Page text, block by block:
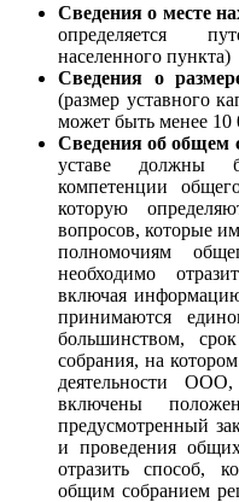
Сведения о месте
определяется
населенного пункта)
Сведения о
(размер уставного
может быть менее 10
Сведения об общем
уставе должны
компетенции
которую
вопросов, которые
полномочиям
необходимо
включая
принимаются
большинством,
собрания, на
деятельности
включены
предусмотренный
и проведения
отразить способ,
общим собранием